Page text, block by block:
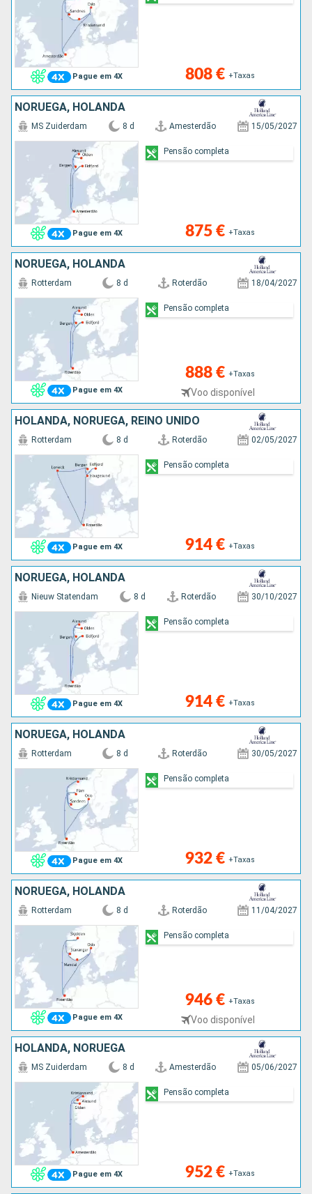
Pague em 4X 808 € +Taxas
NORUEGA, HOLANDA
Pague em 4X
MS Zuiderdam 8 d Amesterdão 15/05/2027
875 € +Taxas
Pensão completa
NORUEGA, HOLANDA
Pague em 4X
Rotterdam 8 d Roterdão 18/04/2027
888 € +Taxas
Voo disponível
Pensão completa
HOLANDA, NORUEGA, REINO UNIDO
Pague em 4X
Rotterdam 8 d Roterdão 02/05/2027
914 € +Taxas
Pensão completa
NORUEGA, HOLANDA
Pague em 4X
Nieuw Statendam 8 d Roterdão 30/10/2027
914 € +Taxas
Pensão completa
NORUEGA, HOLANDA
Pague em 4X
Rotterdam 8 d Roterdão 30/05/2027
932 € +Taxas
Pensão completa
NORUEGA, HOLANDA
Pague em 4X
Rotterdam 8 d Roterdão 11/04/2027
946 € +Taxas
Voo disponível
Pensão completa
HOLANDA, NORUEGA
Pague em 4X
MS Zuiderdam 8 d Amesterdão 05/06/2027
952 € +Taxas
Pensão completa